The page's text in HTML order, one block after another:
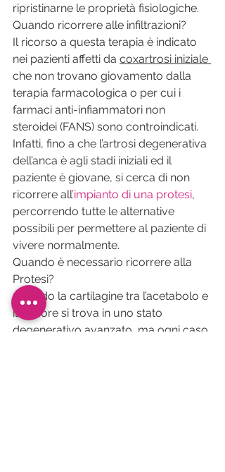
ripristinarne le proprietà fisiologiche.
Quando ricorrere alle infiltrazioni?
Il ricorso a questa terapia è indicato
nei pazienti affetti da coxartrosi iniziale
che non trovano giovamento dalla
terapia farmacologica o per cui i
farmaci anti-infiammatori non
steroidei (FANS) sono controindicati.
Infatti, fino a che l’artrosi degenerativa
dell’anca è agli stadi iniziali ed il
paziente è giovane, si cerca di non
ricorrere all’impianto di una protesi,
percorrendo tutte le alternative
possibili per permettere al paziente di
vivere normalmente.
Quando è necessario ricorrere alla
Protesi?
Quando la cartilagine tra l’acetabolo e
il femore si trova in uno stato
degenerativo avanzato, ma ogni caso